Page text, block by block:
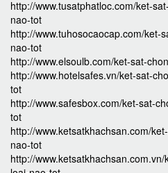
http://www.tusatphatloc.com/ket-
nao-tot
http://www.tuhosocaocap.com/ket-
nao-tot
http://www.elsoulb.com/ket-sat-
http://www.hotelsafes.vn/ket-sat-
tot
http://www.safesbox.com/ket-sat-
tot
http://www.ketsatkhachsan.com/
nao-tot
http://